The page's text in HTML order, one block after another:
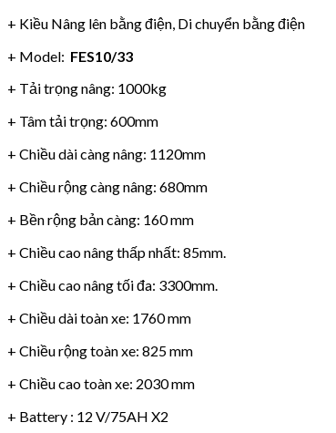
+ Kiều Nâng lên bằng điện, Di chuyển bằng điện
+ Model: FES10/33
+ Tải trọng nâng: 1000kg
+ Tâm tải trọng: 600mm
+ Chiều dài càng nâng: 1120mm
+ Chiều rộng càng nâng: 680mm
+ Bền rộng bản càng: 160 mm
+ Chiều cao nâng thấp nhất: 85mm.
+ Chiều cao nâng tối đa: 3300mm.
+ Chiều dài toàn xe: 1760 mm
+ Chiều rộng toàn xe: 825 mm
+ Chiều cao toàn xe: 2030 mm
+ Battery : 12 V/75AH X2